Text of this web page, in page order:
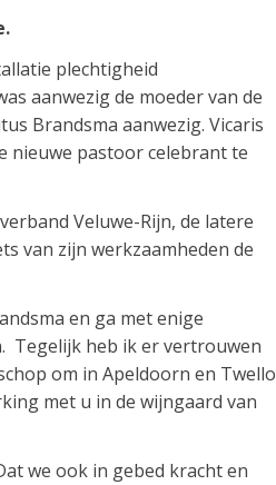
plechtigheid
aanwezig de moeder van de
Brandsma aanwezig. Vicaris
nieuwe pastoor celebrant te
Veluwe-Rijn, de latere
van zijn werkzaamheden de
en ga met enige
Tegelijk heb ik er vertrouwen
om in Apeldoorn en Twello
met u in de wijngaard van
we ook in gebed kracht en